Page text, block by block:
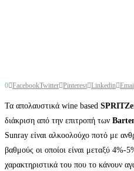
0 FacebookTwitter Pinterest Linkedin
Τα απολαυστικά wine based
διάκριση από την επιτροπή των
Sunray είναι αλκοολούχο ποτό με
βαθμούς οι οποίοι είναι μεταξύ
χαρακτηριστικά του που το κάνουν